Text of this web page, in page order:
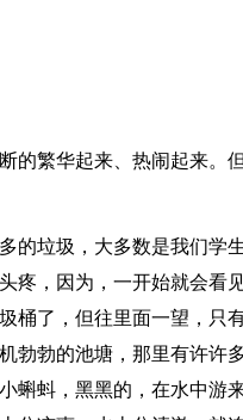
的繁华起来、热闹起来。
的垃圾，大多数是我们学
，因为，一开始就会看
桶了，但往里面一望，只
勃的池塘，那里有许许
蚪，黑黑的，在水中游